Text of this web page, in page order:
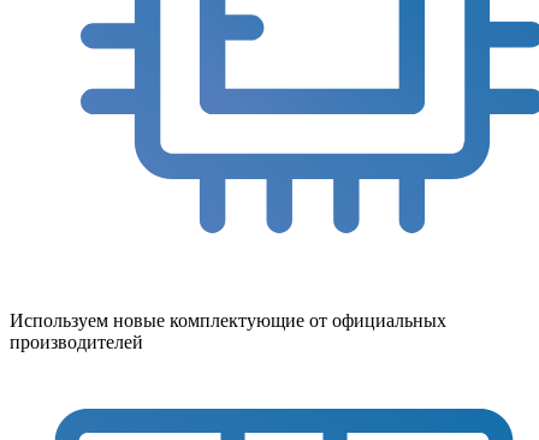
Используем новые комплектующие от официальных
производителей